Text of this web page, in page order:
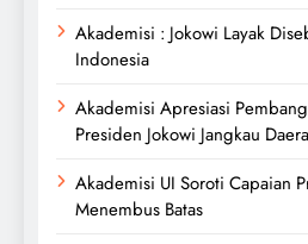
Akademisi : Jokowi Layak
Indonesia
Akademisi Apresiasi
Presiden Jokowi Jangkau
Akademisi UI Soroti Capaian
Menembus Batas